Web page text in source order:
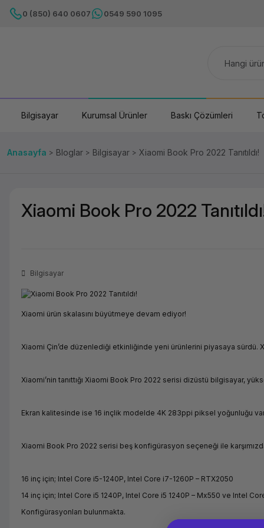
0 (850) 640 0607 0549 590 1095
Bilgisayar Kurumsal Ürünler Baskı Çözümleri
Anasayfa Bloglar Bilgisayar Xiaomi Book Pro 2022 Tanıtıldı!
Xiaomi Book Pro 2022
Bilgisayar
Xiaomi ürün skalasını büyütmeye devam ediyor!
Xiaomi Çin’de düzenlediği etkinliğinde yeni ürünlerini piyasaya sürdü.
Xiaomi’nin tanıttığı Xiaomi Book Pro 2022 serisi dizüstü bilgisayar,
Ekran kalitesinde ise 16 inçlik modelde 4K 283ppi piksel yoğunluğu
Xiaomi Book Pro 2022 serisi beş konfigürasyon seçeneği ile
16 inç için; Intel Core i5-1240P, Intel Core i7-1260P – RTX2050
14 inç için; Intel Core i5 1240P, Intel Core i5 1240P – Mx550 ve Intel
Konfigürasyonları bulunmakta.